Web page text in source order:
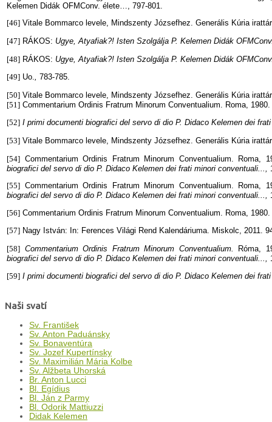
Kelemen Didák OFMConv. élete…, 797-801.
[46] Vitale Bommarco levele, Mindszenty Józsefhez. Generális Kúria
[47] RÁKOS: Ugye, Atyafiak?! Isten Szolgálja P. Kelemen Didák
[48] RÁKOS: Ugye, Atyafiak?! Isten Szolgálja P. Kelemen Didák
[49] Uo., 783-785.
[50] Vitale Bommarco levele, Mindszenty Józsefhez. Generális Kúria
[51] Commentarium Ordinis Fratrum Minorum Conventualium. Roma, 1980.
[52] I primi documenti biografici del servo di dio P. Didaco Kelemen dei
[53] Vitale Bommarco levele, Mindszenty Józsefhez. Generális Kúria
[54] Commentarium Ordinis Fratrum Minorum Conventualium. Roma,
biografici del servo di dio P. Didaco Kelemen dei frati minori conventuali...,
[55] Commentarium Ordinis Fratrum Minorum Conventualium. Roma,
biografici del servo di dio P. Didaco Kelemen dei frati minori conventuali...,
[56] Commentarium Ordinis Fratrum Minorum Conventualium. Roma, 1980.
[57] Nagy István: In: Ferences Világi Rend Kalendáriuma. Miskolc, 2011.
[58] Commentarium Ordinis Fratrum Minorum Conventualium.
Róma,
biografici del servo di dio P. Didaco Kelemen dei frati minori conventuali...,
[59] I primi documenti biografici del servo di dio P. Didaco Kelemen dei
Naši svatí
Sv. František
Sv. Anton Paduánsky
Sv. Bonaventúra
Sv. Jozef Kupertínsky
Sv. Maximilián Mária Kolbe
Sv. Alžbeta Uhorská
Br. Anton Lucci
Bl. Egídius
Bl. Ján z Parmy
Bl. Odorik Mattiuzzi
Didak Kelemen